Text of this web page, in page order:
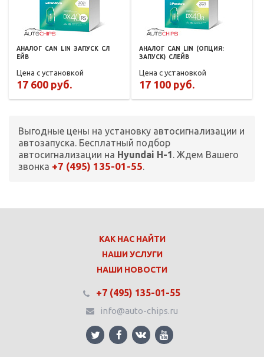
АНАЛОГ CAN LIN ЗАПУСК СЛ
ЕЙВ
Цена с установкой
17 600 руб.
АНАЛОГ CAN LIN
(ОПЦИЯ:
ЗАПУСК) СЛЕЙВ
Цена с установкой
17 100 руб.
Выгодные цены на установку автосигнализации и
автозапуска. Бесплатный подбор
автосигнализации на Hyundai H-1 . Ждем Вашего
звонка +7 (495) 135-01-55.
КАК НАС НАЙТИ
НАШИ УСЛУГИ
НАШИ НОВОСТИ
+7 (495) 135-01-55
info@auto-chips.ru